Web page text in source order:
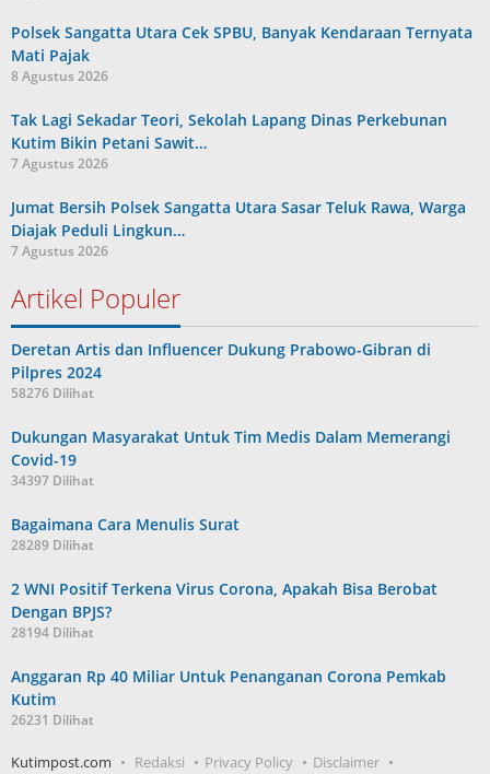
Polsek Sangatta Utara Cek SPBU, Banyak Kendaraan Ternyata
Mati Pajak
8 Agustus 2026
Tak Lagi Sekadar Teori, Sekolah Lapang Dinas Perkebunan
Kutim Bikin Petani Sawit…
7 Agustus 2026
Jumat Bersih Polsek Sangatta Utara Sasar Teluk Rawa, Warga
Diajak Peduli Lingkun…
7 Agustus 2026
Artikel Populer
Deretan Artis dan Influencer Dukung Prabowo-Gibran di
Pilpres 2024
58276 Dilihat
Dukungan Masyarakat Untuk Tim Medis Dalam Memerangi
Covid-19
34397 Dilihat
Bagaimana Cara Menulis Surat
28289 Dilihat
2 WNI Positif Terkena Virus Corona, Apakah Bisa Berobat
Dengan BPJS?
28194 Dilihat
Anggaran Rp 40 Miliar Untuk Penanganan Corona Pemkab
Kutim
26231 Dilihat
Kutimpost.com Redaksi Privacy Policy
Disclaimer